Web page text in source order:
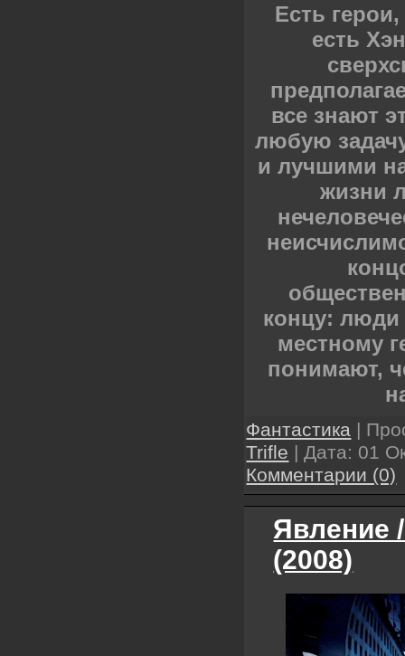
Есть
есть
все знают
любую
и лучшими
жизни
концу: люди
местному
понимают,
Фантастика |
Trifle | Дата: 01
Комментарии (0)
Явление
(2008)